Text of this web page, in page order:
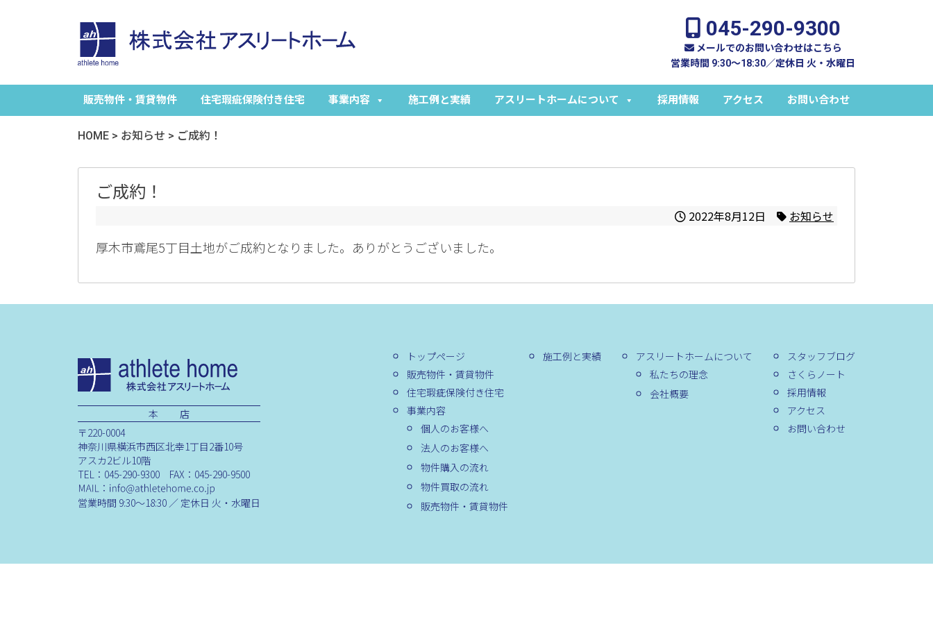
045-290-9300
メールでのお問い合わせはこちら
営業時間 9:30～18:30／定休日 火・水曜日
販売物件・賃貸物件 住宅瑕疵保険付き住宅 事業内容 施工例と実績 アスリートホームについて 採用情報 アクセス お問い合わせ
HOME > お知らせ > ご成約！
ご成約！
2022年8月12日 お知らせ
厚木市鳶尾5丁目土地がご成約となりました。ありがとうございました。
本 店
〒220-0004
神奈川県横浜市西区北幸1丁目2番10号
アスカ2ビル10階
TEL：045-290-9300 FAX：045-290-9500
営業時間 9:30～18:30 ／ 定休日 火・水曜日
トップページ
販売物件・賃貸物件
住宅瑕疵保険付き住宅
事業内容
個人のお客様へ
法人のお客様へ
物件購入の流れ
物件買取の流れ
販売物件・賃貸物件
施工例と実績
アスリートホームについて
私たちの理念
会社概要
スタッフブログ
さくらノート
採用情報
アクセス
お問い合わせ